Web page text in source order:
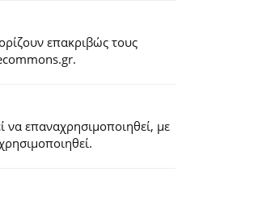
επακριβώς τους
να επαναχρησιμοποιηθεί, με